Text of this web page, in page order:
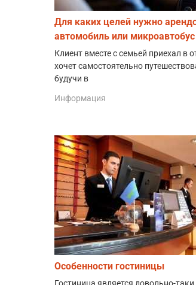
Для каких целей нужно
автомобиль или микроавтобус
Клиент вместе с семьей приехал в
хочет самостоятельно
будучи в
Информация
Особенности гостиницы